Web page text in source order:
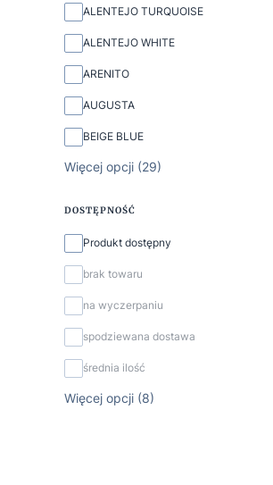
Kolekcja
ALENTEJO TURQUOISE
ALENTEJO WHITE
ARENITO
AUGUSTA
BEIGE BLUE
Więcej opcji (29)
DOSTĘPNOŚĆ
Dostępność
Produkt dostępny
brak towaru
na wyczerpaniu
spodziewana dostawa
średnia ilość
Więcej opcji (8)